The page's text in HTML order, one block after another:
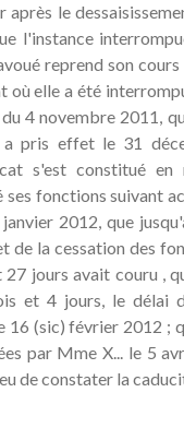
après le
l'instance
reprend son
où elle a été
4 novembre 2011,
a pris effet le 31
s'est constitué en
ses fonctions suivant
2012, que
de la cessation des
27 jours avait couru ,
et 4 jours, le délai
16 (sic) février 2012 ;
par Mme X... le 5
de constater la